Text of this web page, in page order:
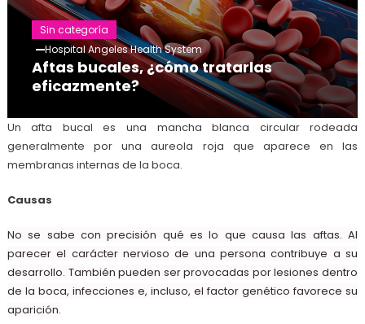
Sin categoría
Hospital Angeles Health System
Aftas bucales, ¿cómo tratarlas
eficazmente?
Un afta bucal es una mancha blanca circular rodeada
generalmente por una aureola roja que aparece en las
membranas internas de la boca.
Causas
No se sabe con precisión qué es lo que causa las aftas. Al
parecer el carácter nervioso de una persona contribuye a su
desarrollo. También pueden ser provocadas por lesiones dentro
de la boca, infecciones e, incluso, el factor genético favorece su
aparición.